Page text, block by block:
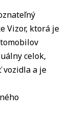
Vizor, ktorá je
celok,
vozidla a je